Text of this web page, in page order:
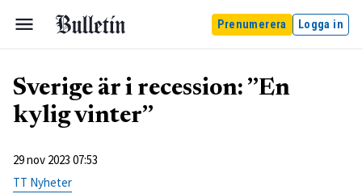
Prenumerera Logga in
Sverige är i recession: ”En
kylig vinter”
29 nov 2023 07:53
TT Nyheter